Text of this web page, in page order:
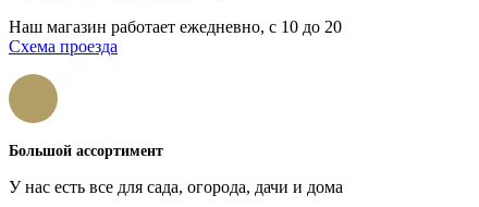
Наш магазин работает ежедневно, с 10 до 20
Схема проезда
Большой ассортимент
У нас есть все для сада, огорода, дачи и дома